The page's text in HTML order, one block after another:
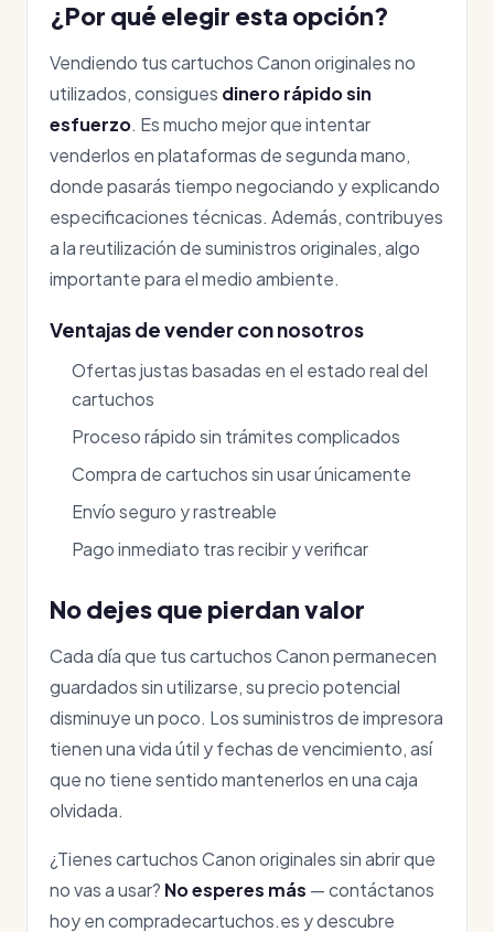
¿Por qué elegir esta opción?
Vendiendo tus cartuchos Canon originales no
utilizados, consigues dinero rápido sin
esfuerzo. Es mucho mejor que intentar
venderlos en plataformas de segunda mano,
donde pasarás tiempo negociando y explicando
especificaciones técnicas. Además, contribuyes
a la reutilización de suministros originales, algo
importante para el medio ambiente.
Ventajas de vender con nosotros
Ofertas justas basadas en el estado real del
cartuchos
Proceso rápido sin trámites complicados
Compra de cartuchos sin usar únicamente
Envío seguro y rastreable
Pago inmediato tras recibir y verificar
No dejes que pierdan valor
Cada día que tus cartuchos Canon permanecen
guardados sin utilizarse, su precio potencial
disminuye un poco. Los suministros de impresora
tienen una vida útil y fechas de vencimiento, así
que no tiene sentido mantenerlos en una caja
olvidada.
¿Tienes cartuchos Canon originales sin abrir que
no vas a usar? No esperes más — contáctanos
hoy en compradecartuchos.es y descubre